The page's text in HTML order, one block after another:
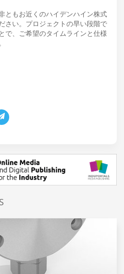
ともお近くのハイデンハイン株式
さい。プロジェクトの早い段階で
で、ご希望のタイムラインと仕様